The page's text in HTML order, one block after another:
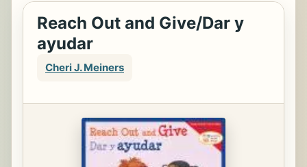
Reach Out and Give/Dar y
ayudar
Cheri J. Meiners